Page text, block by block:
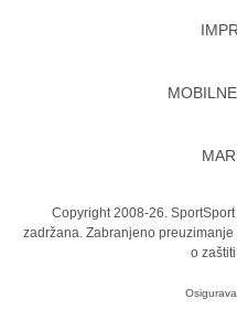
Copyright 2008-26.
zadržana. Zabranjeno
o
Osigurava